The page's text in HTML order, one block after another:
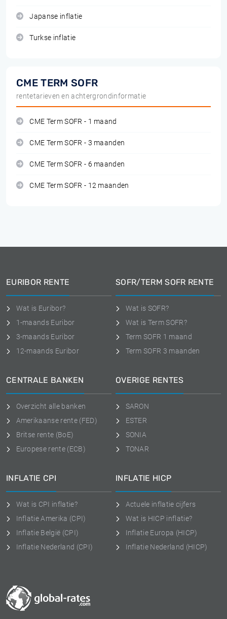
Japanse inflatie
Turkse inflatie
CME TERM SOFR
rentetarieven en achtergrondinformatie
CME Term SOFR - 1 maand
CME Term SOFR - 3 maanden
CME Term SOFR - 6 maanden
CME Term SOFR - 12 maanden
EURIBOR RENTE
Wat is Euribor?
1-maands Euribor
3-maands Euribor
12-maands Euribor
SOFR/TERM SOFR RENTE
Wat is SOFR?
Wat is Term SOFR?
Term SOFR 1 maand
Term SOFR 3 maanden
CENTRALE BANKEN
Overzicht alle banken
Amerikaanse rente (FED)
Britse rente (BoE)
Europese rente (ECB)
OVERIGE RENTES
SARON
ESTER
SONIA
TONAR
INFLATIE CPI
Wat is CPI inflatie?
Inflatie Amerika (CPI)
Inflatie België (CPI)
Inflatie Nederland (CPI)
INFLATIE HICP
Actuele inflatie cijfers
Wat is HICP inflatie?
Inflatie Europa (HICP)
Inflatie Nederland (HICP)